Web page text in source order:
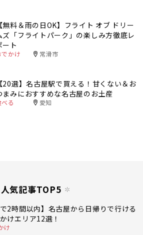
【無料＆雨の日OK】フライト オブ ドリー
ズ「フライトパーク」の楽しみ方徹底レ
ート
でかけ 常滑市
【20選】名古屋駅で買える！甘くない＆お
まみにおすすめな名古屋のお土産
る 愛知
人気記事TOP5
で2時間以内】名古屋から日帰りで行ける
けエリア12選！
け